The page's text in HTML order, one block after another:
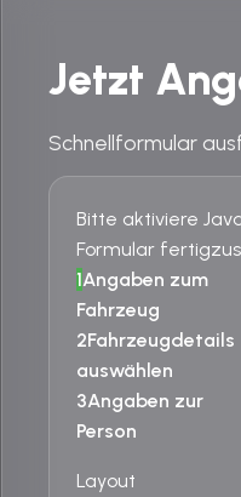
Jetzt
Schnellformular
Bitte aktiviere
Formular
1Angaben zum
Fahrzeug
2Fahrzeugdetails
auswählen
3Angaben zur
Person
Layout